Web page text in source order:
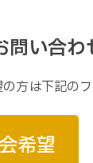
問い合わ
方は下記の
希望